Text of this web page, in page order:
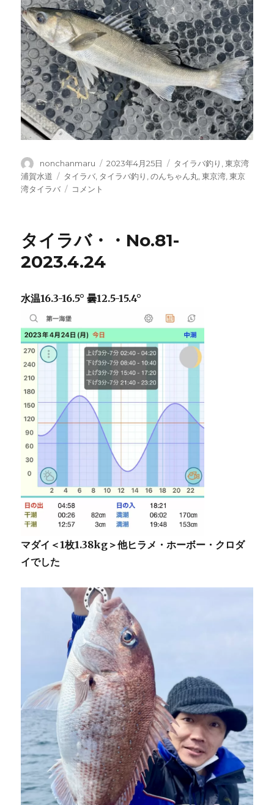
投
稿
者
nonchanmaru
投
稿
2023年4月25日
カ
テ
タイラバ釣り ,東京湾
浦賀水道
タ
グ
タイラバ タイラバ釣り ,のんちゃん丸 ,東京湾 ,東京
湾タイラバ
タ
No.82-
に
コメント
タイラバ・・No.81-
2023.4.24
水温16.3-16.5° 曇12.5-15.4°
マダイ＜1枚1.38kg＞他ヒラメ・ホーボー・クロダ
イでした